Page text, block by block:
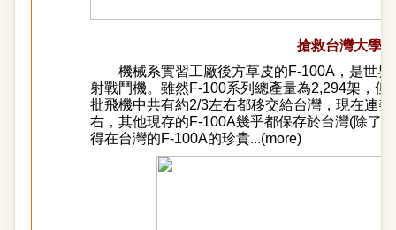
搶救台灣大學
機械系實習工廠後方草皮的F-100A，是世界
射戰鬥機。雖然F-100系列總產量為2,294架，但
批飛機中共有約2/3左右都移交給台灣，現在連
右，其他現存的F-100A幾乎都保存於台灣(除了
得在台灣的F-100A的珍貴...(more)